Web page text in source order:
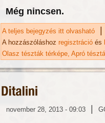
Még nincsen.
A teljes bejegyzés itt olvasható |
A hozzászóláshoz regisztráció és
Olasz tészták térképe Apró
november 28, 2013 - 09:03 |